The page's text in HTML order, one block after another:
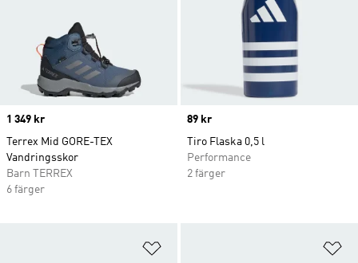
Price
1 349 kr
Terrex Mid GORE-TEX
Vandringsskor
Barn TERREX
6 färger
Price
89 kr
Tiro Flaska 0,5 l
Performance
2 färger